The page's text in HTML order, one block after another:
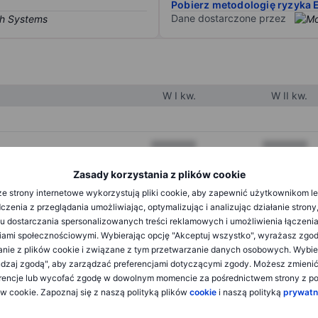
Zasady korzystania z plików cookie
strony internetowe wykorzystują pliki cookie, aby zapewnić użytkownikom
z przeglądania umożliwiając, optymalizując i analizując działanie
dostarczania spersonalizowanych treści reklamowych i umożliwienia
społecznościowymi. Wybierając opcję "Akceptuj wszystko", wyrażasz
z plików cookie i związane z tym przetwarzanie danych osobowych.
zgodą", aby zarządzać preferencjami dotyczącymi zgody. Możesz
lub wycofać zgodę w dowolnym momencie za pośrednictwem strony z
cookie. Zapoznaj się z naszą polityką plików cookie i naszą polityką
Pobierz metodologię ryzyka
Dane dostarczone przez
W I kw. W II kw.
XXXXXXX XXXXXXX
XXXXXXX
XXXXXXX XXXXXXX
XXXXXXX XXXXXXX
XXXXXXX